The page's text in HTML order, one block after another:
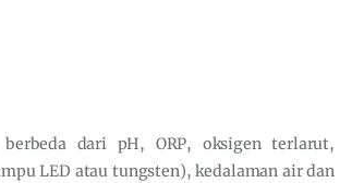
dari pH, ORP, oksigen terlarut,
LED atau tungsten), kedalaman air dan